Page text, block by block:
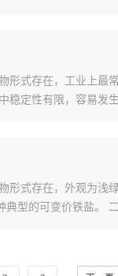
式存在，工业上
定性有限，容易发
式存在，外观为
型的可变价铁盐。